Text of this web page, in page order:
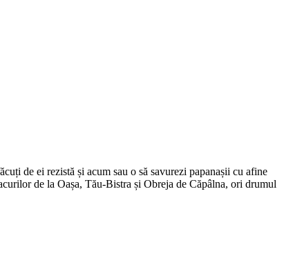
de ei rezistă și acum sau o să savurezi papanașii cu afine
de la Oașa, Tău-Bistra și Obreja de Căpâlna, ori drumul